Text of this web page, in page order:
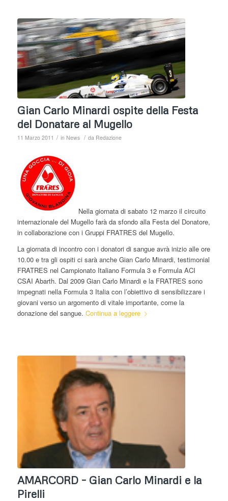
Gian Carlo Minardi ospite della Festa
del Donatare al Mugello
11 Marzo 2011 / in News / da Redazione
Nella giornata di sabato 12 marzo il circuito
internazionale del Mugello farà da sfondo alla Festa del Donatore,
in collaborazione con i Gruppi FRATRES del Mugello.
La giornata di incontro con i donatori di sangue avrà inizio alle ore
10.00 e tra gli ospiti ci sarà anche Gian Carlo Minardi, testimonial
FRATRES nel Campionato Italiano Formula 3 e Formula ACI
CSAI Abarth. Dal 2009 Gian Carlo Minardi e la FRATRES sono
impegnati nella Formula 3 Italia con l’obiettivo di sensibilizzare i
giovani verso un argomento di vitale importante, come la
donazione del sangue. Continua a leggere
AMARCORD – Gian Carlo Minardi e la
Pirelli